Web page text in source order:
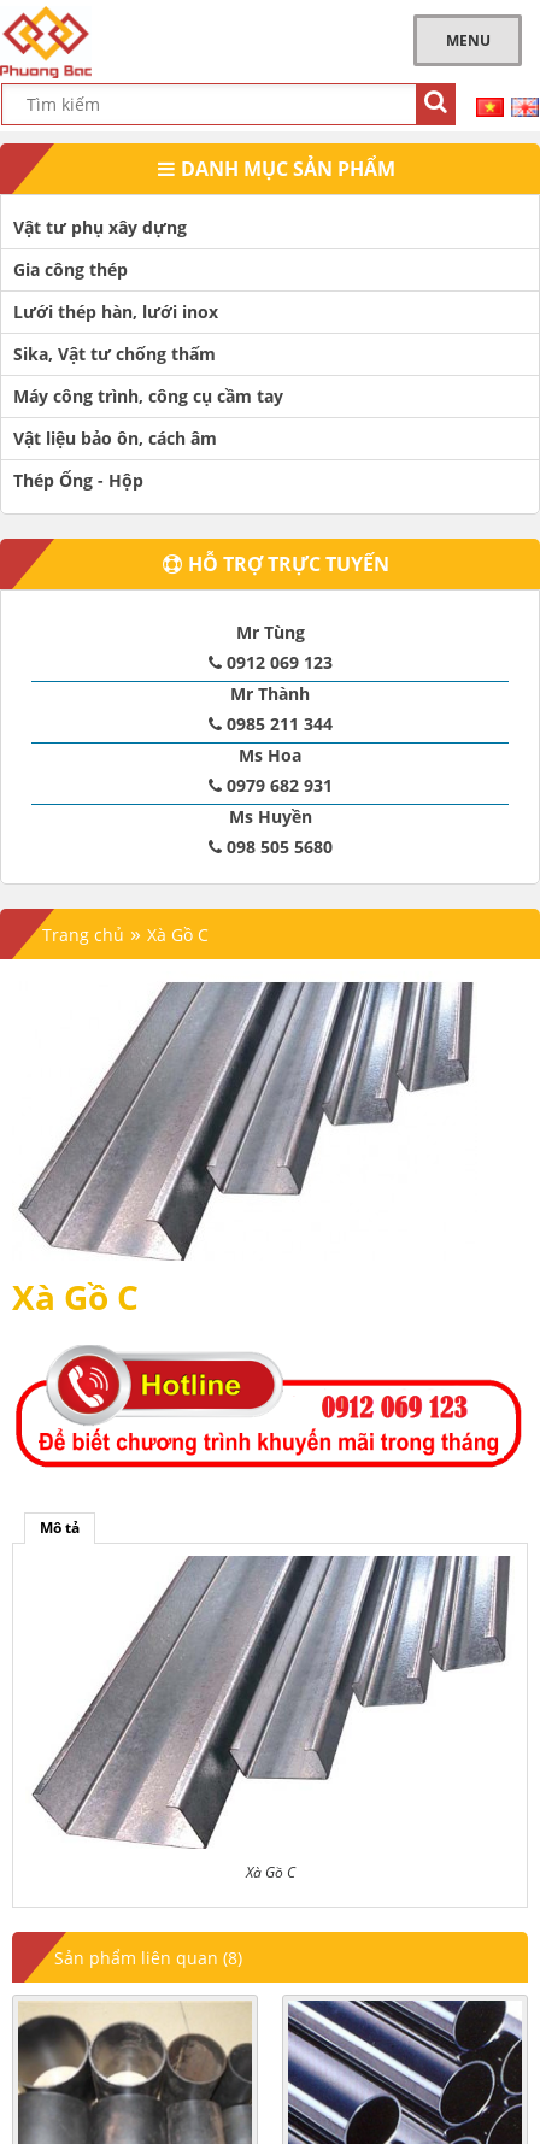
MENU
DANH MỤC SẢN PHẨM
Vật tư phụ xây dựng
Gia công thép
Lưới thép hàn, lưới inox
Sika, Vật tư chống thấm
Máy công trình, công cụ cầm tay
Vật liệu bảo ôn, cách âm
Thép Ống - Hộp
HỖ TRỢ TRỰC TUYẾN
Mr Tùng
0912 069 123
Mr Thành
0985 211 344
Ms Hoa
0979 682 931
Ms Huyền
098 505 5680
Trang chủ » Xà Gồ C
Xà Gồ C
Mô tả
Xà Gồ C
Sản phẩm liên quan (8)